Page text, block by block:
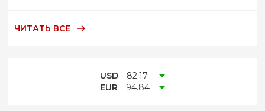
ЧИТАТЬ ВСЕ
USD
82.17
EUR
94.84